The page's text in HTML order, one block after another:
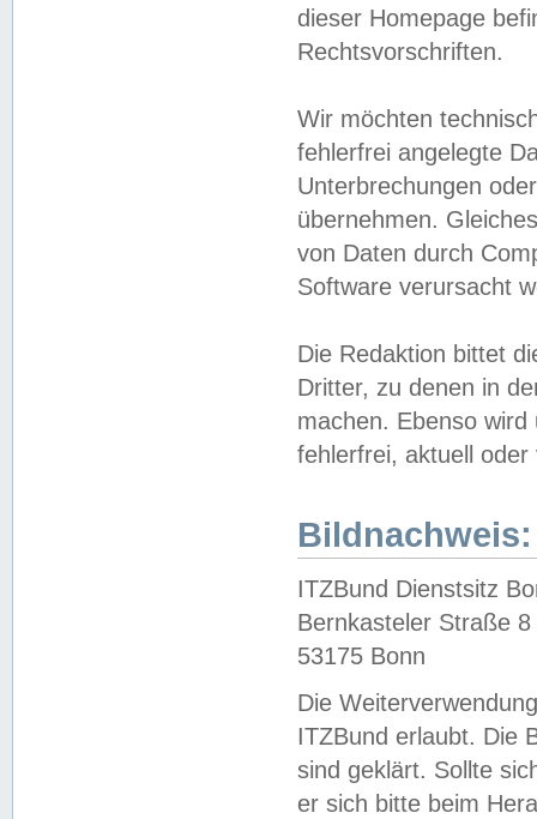
dieser Homepage
Rechtsvorschriften.
Wir möchten
fehlerfrei angelegte
Unterbrechungen
übernehmen.
von Daten durch
Software verursacht
Die Redaktion bittet
Dritter, zu denen in
machen. Ebenso
fehlerfrei, aktuell oder
Bildnachweis:
ITZBund Dienstsitz
Bernkasteler Straße 8
53175 Bonn
Die
ITZBund erlaubt. Die
sind geklärt. Sollte
er sich bitte beim